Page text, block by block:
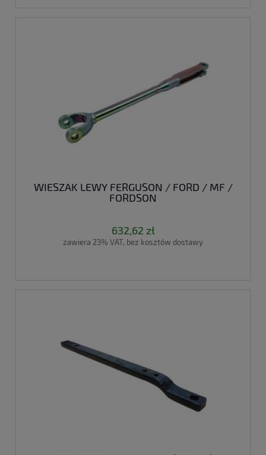
WIESZAK LEWY FERGUSON / FORD / MF /
FORDSON
632,62 zł
zawiera 23% VAT, bez kosztów dostawy